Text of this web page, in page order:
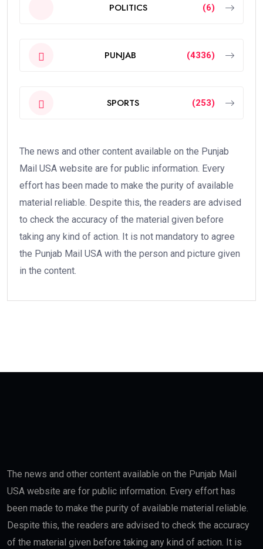
POLITICS (6)
PUNJAB (4336)
SPORTS (253)
The news and other content available on the Punjab
Mail USA website are for public information. Every
effort has been made to make the purity of available
material reliable. Despite this, the readers are advised
to check the accuracy of the material given before
taking any kind of action. It is not mandatory to agree
the Punjab Mail USA with the person and picture given
in the content.
The news and other content available on the Punjab Mail
USA website are for public information. Every effort has
been made to make the purity of available material reliable.
Despite this, the readers are advised to check the accuracy
of the material given before taking any kind of action. It is